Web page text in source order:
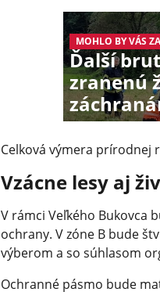
MOHLO BY VÁS
Ďalší
zranenú
Celková výmera prírodnej
Vzácne lesy aj
V rámci Veľkého Bukovca
ochrany. V zóne B bude
výberom a so súhlasom
Ochranné pásmo bude